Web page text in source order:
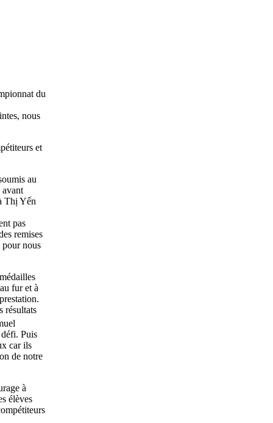
du
nous
et
au
avant
Thị Yến
pas
remises
pour nous
fur et à
résultats
Puis
car ils
de notre
à
élèves